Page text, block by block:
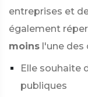
entreprises et
également
moins l'une des
Elle souhaite
publiques